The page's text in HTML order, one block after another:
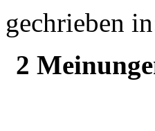
gechrieben
2